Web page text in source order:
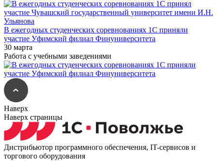
В ежегодных студенческих соревнованиях 1С приняли
участие Уфимский филиал Финуниверситета
30 марта
Работа с учебными заведениями
Наверх
Наверх страницы
Дистрибьютор программного обеспечения, IT-сервисов и
торгового оборудования